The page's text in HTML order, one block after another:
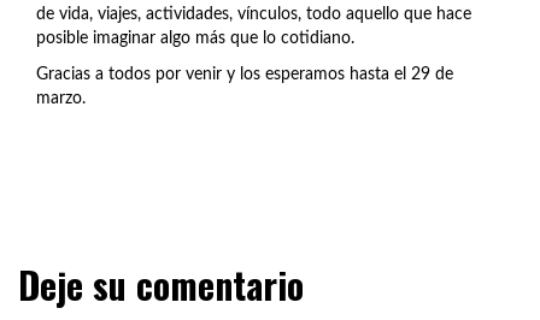
de vida, viajes, actividades, vínculos, todo aquello que hace
posible imaginar algo más que lo cotidiano.
Gracias a todos por venir y los esperamos hasta el 29 de
marzo.
Deje su comentario